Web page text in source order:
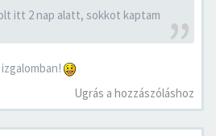
itt 2 nap alatt, sokkot kaptam
Ugrás a hozzászóláshoz